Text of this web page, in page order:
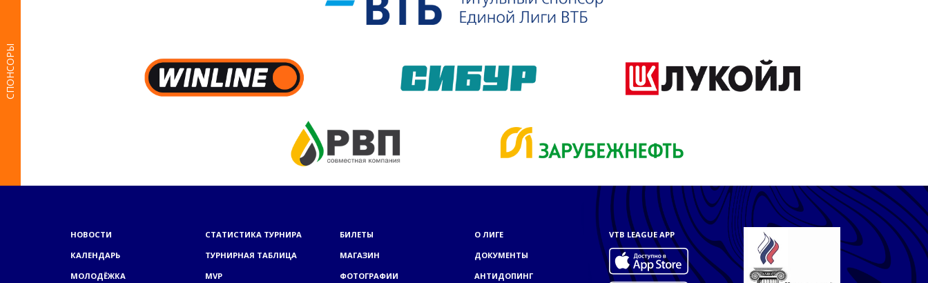
СПОНСОРЫ
НОВОСТИ
КАЛЕНДАРЬ
МОЛОДЁЖКА
СТАТИСТИКА ТУРНИРА
ТУРНИРНАЯ ТАБЛИЦА
MVP
БИЛЕТЫ
МАГАЗИН
ФОТОГРАФИИ
О ЛИГЕ
ДОКУМЕНТЫ
АНТИДОПИНГ
VTB LEAGUE APP